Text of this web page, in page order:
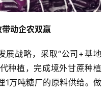
动企农双赢
展战略，采取“公司+基地
种植，完成境外甘蔗种植
1万吨糖厂的原料供给。做